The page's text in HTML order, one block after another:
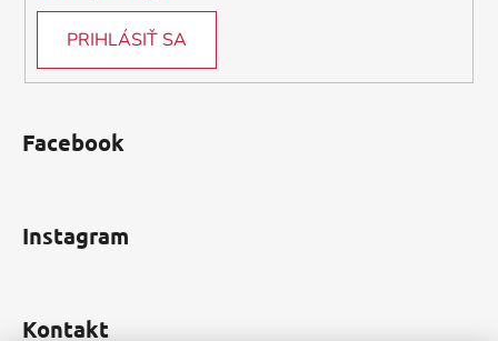
PRIHLÁSIŤ SA
Facebook
Instagram
Kontakt